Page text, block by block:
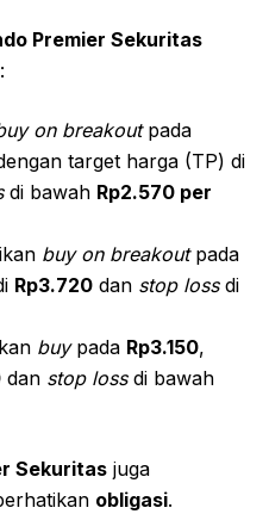
Premier Sekuritas
on breakoutpada
target harga (TP) di
di bawah Rp2.570 per
buy on breakoutpada
Rp3.720 dan stop lossdi
buypada Rp3.150,
dan stop lossdi bawah
Sekuritas juga
obligasi.